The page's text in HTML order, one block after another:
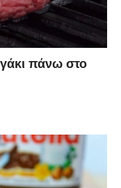
πάνω στο